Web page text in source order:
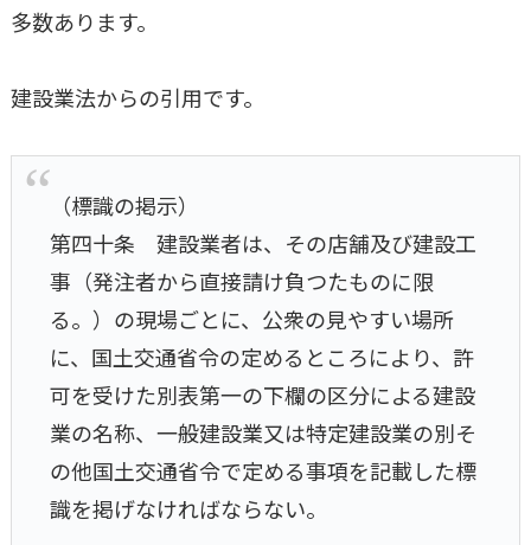
多数あります。
建設業法からの引用です。
（標識の掲示）
第四十条 建設業者は、その店舗及び建設工
事（発注者から直接請け負つたものに限
る。）の現場ごとに、公衆の見やすい場所
に、国土交通省令の定めるところにより、許
可を受けた別表第一の下欄の区分による建設
業の名称、一般建設業又は特定建設業の別そ
の他国土交通省令で定める事項を記載した標
識を掲げなければならない。